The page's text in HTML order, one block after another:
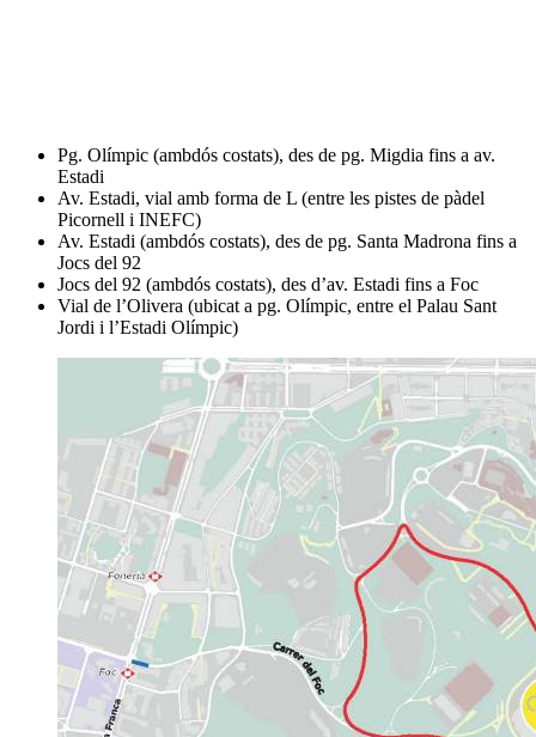
Pg. Olímpic (ambdós costats), des de pg. Migdia fins a av.
Estadi
Av. Estadi, vial amb forma de L (entre les pistes de pàdel
Picornell i INEFC)
Av. Estadi (ambdós costats), des de pg. Santa Madrona fins a
Jocs del 92
Jocs del 92 (ambdós costats), des d’av. Estadi fins a Foc
Vial de l’Olivera (ubicat a pg. Olímpic, entre el Palau Sant
Jordi i l’Estadi Olímpic)